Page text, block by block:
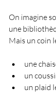
On imagine
une
Mais un coin
une
un
un plaid